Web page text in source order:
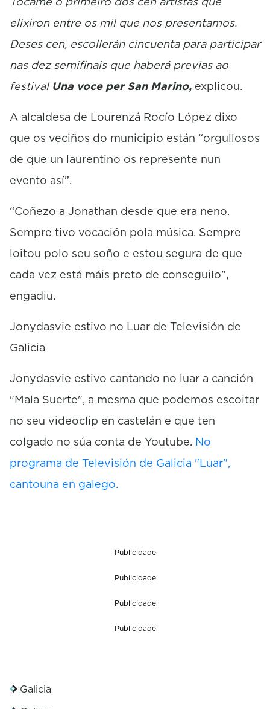
elixiron entre os mil que nos presentamos.
Deses cen, escollerán cincuenta para participar
nas dez semifinais que haberá previas ao
festival Una voce per San Marino, explicou.
A alcaldesa de Lourenzá Rocío López dixo
que os veciños do municipio están “orgullosos
de que un laurentino os represente nun
evento así”.
“Coñezo a Jonathan desde que era neno.
Sempre tivo vocación pola música. Sempre
loitou polo seu soño e estou segura de que
cada vez está máis preto de conseguilo”,
engadiu.
Jonydasvie estivo no Luar de Televisión de
Galicia
Jonydasvie estivo cantando no luar a canción
"Mala Suerte", a mesma que podemos escoitar
no seu videoclip en castelán e que ten
colgado no súa conta de Youtube. No
programa de Televisión de Galicia "Luar",
cantouna en galego.
Publicidade
Publicidade
Publicidade
Publicidade
Galicia